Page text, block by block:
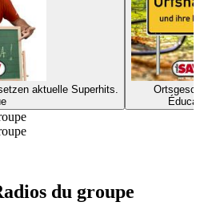
aktuelle Superhits.
du groupe